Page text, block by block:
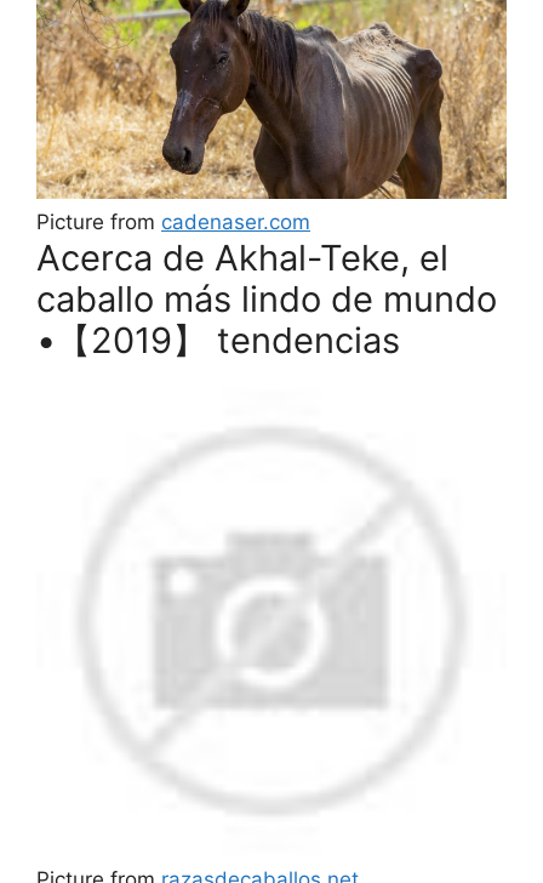
Picture from cadenaser.com
Acerca de Akhal-Teke, el
caballo más lindo de mundo
•【2019】 tendencias